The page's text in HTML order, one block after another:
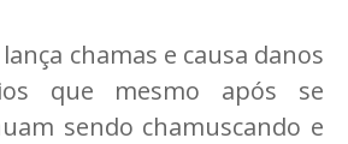
chamas e causa danos
que mesmo após se
sendo chamuscando e